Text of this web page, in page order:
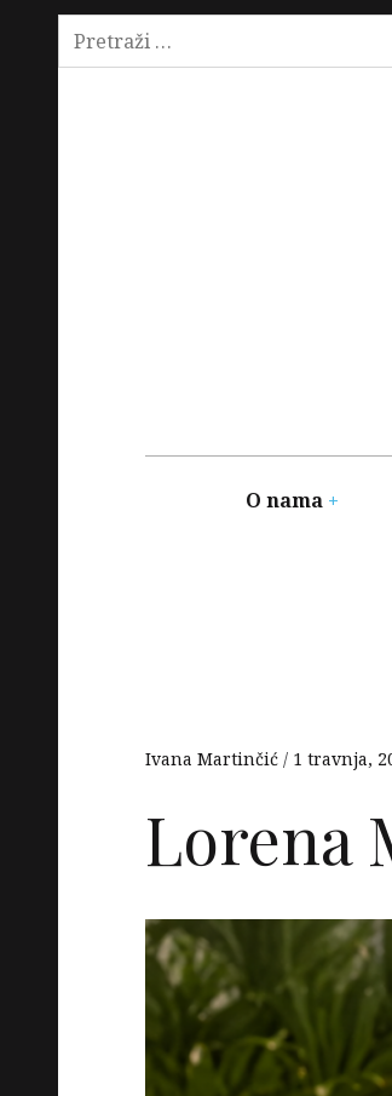
Pretraži:
Skip
O nama
Ivana Martinčić 1 travnja,
Lorena